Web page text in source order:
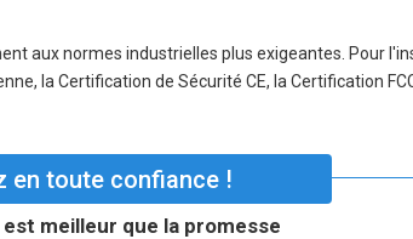
aux normes industrielles plus exigeantes. Pour
la Certification de Sécurité CE, la Certification
en toute confiance !
meilleur que la promesse